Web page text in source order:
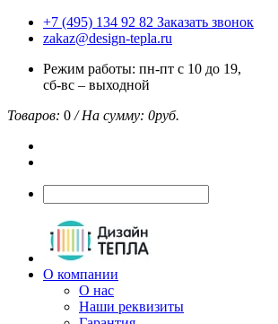
+7 (495) 134 92 82 Заказать звонок
zakaz@design-tepla.ru
Режим работы: пн-пт с 10 до 19,
сб-вс – выходной
Товаров: 0 / На сумму: 0руб.
О компании
О нас
Наши реквизиты